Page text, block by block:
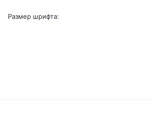
Размер шрифта: